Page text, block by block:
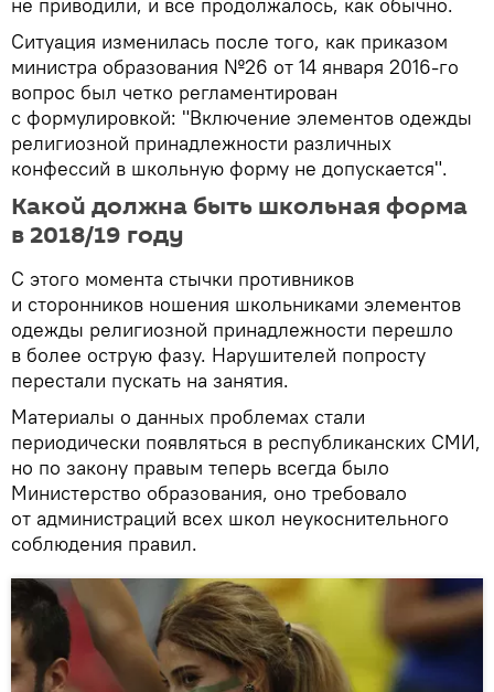
Ситуация изменилась после того, как приказом
министра образования №26 от 14 января 2016-го
вопрос был четко регламентирован
с формулировкой: "Включение элементов одежды
религиозной принадлежности различных
конфессий в школьную форму не допускается".
Какой должна быть школьная форма
в 2018/19 году
С этого момента стычки противников
и сторонников ношения школьниками элементов
одежды религиозной принадлежности перешло
в более острую фазу. Нарушителей попросту
перестали пускать на занятия.
Материалы о данных проблемах стали
периодически появляться в республиканских СМИ,
но по закону правым теперь всегда было
Министерство образования, оно требовало
от администраций всех школ неукоснительного
соблюдения правил.